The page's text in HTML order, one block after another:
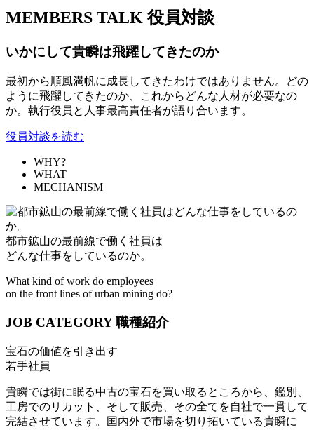
MEMBERS TALK 役員対談
いかにして貴瞬は飛躍してきたのか
最初から順風満帆に成長してきたわけではありません。どの
ように飛躍してきたのか、これからどんな人材が必要なの
か。執行役員と人事最高責任者が語り合います。
役員対談を読む
WHY?
WHAT
MECHANISM
都市鉱山の最前線で働く社員は
どんな仕事をしているのか。
What kind of work do employees
on the front lines of urban mining do?
JOB CATEGORY 職種紹介
宝石の価値を引き出す
若手社員
貴瞬では街に眠る中古の宝石を買い取るところから、鑑別、
工房でのリカット、そして販売、その全てを自社で一貫して
完結させています。国内外で市場を切り拓いている貴瞬に